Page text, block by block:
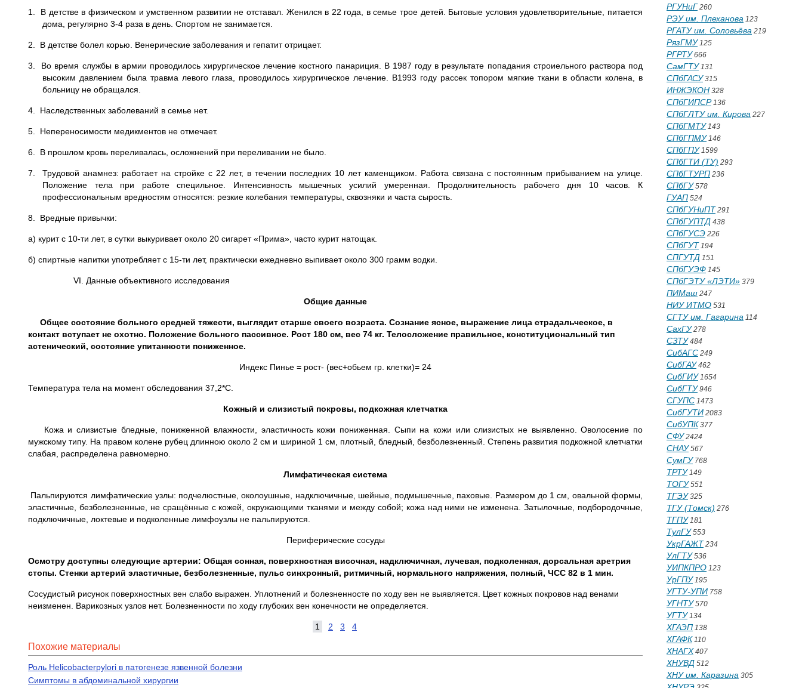
1. В детстве в физическом и умственном развитии не отставал. Женился в 22 года, в семье трое детей. Бытовые условия удовлетворительные, питается
дома, регулярно 3-4 раза в день. Спортом не занимается.
2. В детстве болел корью. Венерические заболевания и гепатит отрицает.
3. Во время службы в армии проводилось хирургическое лечение костного панариция. В 1987 году в результате попадания строиельного раствора под
высоким давлением была травма левого глаза, проводилось хирургическое лечение. В1993 году рассек топором мягкие ткани в области колена, в
больницу не обращался.
4. Наследственных заболеваний в семье нет.
5. Непереносимости медикментов не отмечает.
6. В прошлом кровь переливалась, осложнений при переливании не было.
7. Трудовой анамнез: работает на стройке с 22 лет, в течении последних 10 лет каменщиком. Работа связана с постоянным прибыванием на улице.
Положение тела при работе специльное. Интенсивность мышечных усилий умеренная. Продолжительность рабочего дня 10 часов. К
профессиональным вредностям относятся: резкие колебания температуры, сквозняки и часта сырость.
8. Вредные привычки:
а) курит с 10-ти лет, в сутки выкуривает около 20 сигарет «Прима», часто курит натощак.
б) спиртные напитки употребляет с 15-ти лет, практически ежедневно выпивает около 300 грамм водки.
VI. Данные объективного исследования
Общие данные
Общее состояние больного средней тяжести, выглядит старше своего возраста. Сознание ясное, выражение лица страдальческое, в
контакт вступает не охотно. Положение больного пассивное. Рост 180 см, вес 74 кг. Телосложение правильное, конституциональный тип
астенический, состояние упитанности пониженное.
Индекс Пинье = рост- (вес+обьем гр. клетки)= 24
Температура тела на момент обследования 37,2*С.
Кожный и слизистый покровы, подкожная клетчатка
Кожа и слизистые бледные, пониженной влажности, эластичность кожи пониженная. Сыпи на кожи или слизистых не выявленно. Оволосение по
мужскому типу. На правом колене рубец длинною около 2 см и шириной 1 см, плотный, бледный, безболезненный. Степень развития подкожной клетчатки
слабая, распределена равномерно.
Лимфатическая система
Пальпируются лимфатические узлы: подчелюст­ные, околоушные, надключичные, шейные, подмышечные, паховые. Размером до 1 см, овальной формы,
эластичные, безболезненные, не сращённые с кожей, окружающими тканями и между собой; кожа над ними не изменена. Затылочные, подбородочные,
подключичные, локтевые и подколенные лимфоузлы не пальпируются.
Периферические сосуды
Осмотру доступны следующие артерии: Общая сонная, поверхностная височная, надключичная, лучевая, подколенная, дорсальная аретрия
стопы. Стенки артерий эластичные, безболезненные, пульс синхронный, ритмичный, нормального напряжения, полный, ЧСС 82 в 1 мин.
Сосудистый рисунок поверхностных вен слабо выражен. Уплотнений и болезненносте по ходу вен не выявляется. Цвет кожных покровов над венами
неизменен. Варикозных узлов нет. Болезненности по ходу глубоких вен конечности не определяется.
1 2 3 4
Похожие материалы
Роль Helicobacterpylori в патогенезе язвенной болезни
Симптомы в абдоминальной хирургии
РГУНиГ 260
РЭУ им. Плеханова 123
РГАТУ им. Соловьёва 219
РязГМУ125
РГРТУ666
СамГТУ131
СПбГАСУ315
ИНЖЭКОН 328
СПбГИПСР136
СПбГЛТУ им. Кирова 227
СПбГМТУ143
СПбГПМУ146
СПбГПУ1599
СПбГТИ (ТУ) 293
СПбГТУРП 236
СПбГУ578
ГУАП 524
СПбГУНиПТ 291
СПбГУПТД 438
СПбГУСЭ 226
СПбГУТ 194
СПГУТД 151
СПбГУЭФ 145
СПбГЭТУ «ЛЭТИ» 379
ПИМаш 247
НИУ ИТМО 531
СГТУ им. Гагарина 114
СахГУ278
СЗТУ484
СибАГС 249
СибГАУ462
СибГИУ1654
СибГТУ946
СГУПС 1473
СибГУТИ 2083
СибУПК 377
СФУ2424
СНАУ567
СумГУ768
ТРТУ149
ТОГУ551
ТГЭУ325
ТГУ (Томск) 276
ТГПУ181
ТулГУ553
УкрГАЖТ 234
УлГТУ536
УИПКПРО 123
УрГПУ195
УГТУ-УПИ 758
УГНТУ570
УГТУ134
ХГАЭП 138
ХГАФК 110
ХНАГХ 407
ХНУВД 512
ХНУ им. Каразина 305